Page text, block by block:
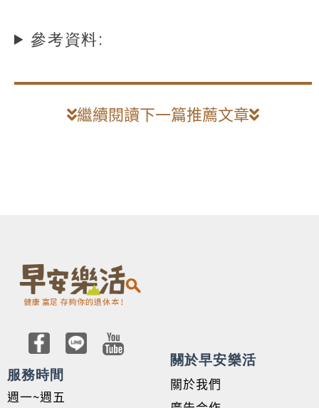
參考資料:
繼續閱讀下一篇推薦文章
服務時間
週一~週五
關於早安樂活
關於我們